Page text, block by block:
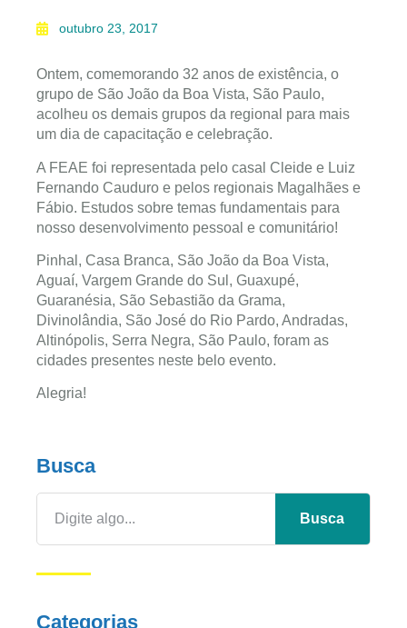
outubro 23, 2017
Ontem, comemorando 32 anos de existência, o
grupo de São João da Boa Vista, São Paulo,
acolheu os demais grupos da regional para mais
um dia de capacitação e celebração.
A FEAE foi representada pelo casal Cleide e Luiz
Fernando Cauduro e pelos regionais Magalhães e
Fábio. Estudos sobre temas fundamentais para
nosso desenvolvimento pessoal e comunitário!
Pinhal, Casa Branca, São João da Boa Vista,
Aguaí, Vargem Grande do Sul, Guaxupé,
Guaranésia, São Sebastião da Grama,
Divinolândia, São José do Rio Pardo, Andradas,
Altinópolis, Serra Negra, São Paulo, foram as
cidades presentes neste belo evento.
Alegria!
Busca
Busca
Categorias